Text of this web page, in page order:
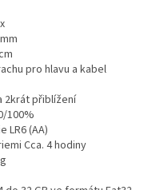
pro hlavu a kabel
2krát přiblížení
100%
LR6 (AA)
Cca. 4 hodiny